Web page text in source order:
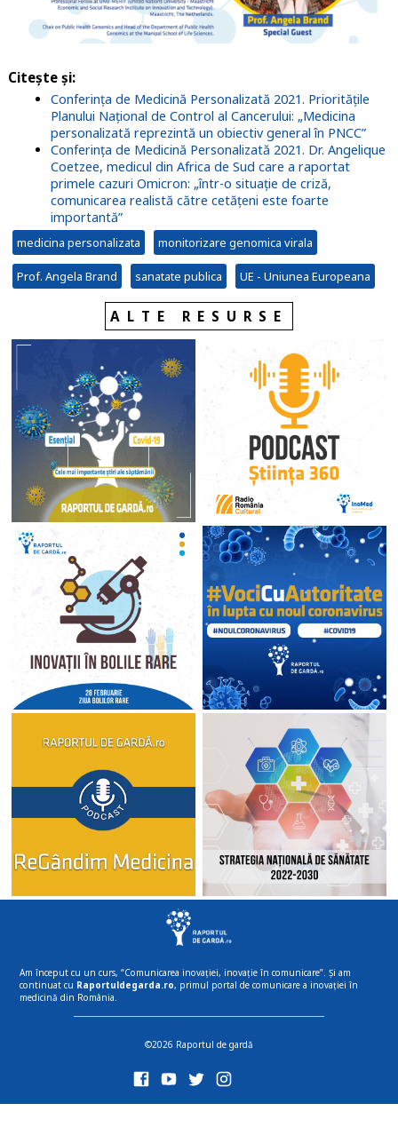
Citește și:
Conferința de Medicină Personalizată 2021. Prioritățile
Planului Național de Control al Cancerului: „Medicina
personalizată reprezintă un obiectiv general în PNCC”
Conferința de Medicină Personalizată 2021. Dr. Angelique
Coetzee, medicul din Africa de Sud care a raportat
primele cazuri Omicron: „într-o situație de criză,
comunicarea realistă către cetățeni este foarte
importantă”
medicina personalizata monitorizare genomica virala
Prof. Angela Brand sanatate publica UE - Uniunea Europeana
ALTE RESURSE
Am început cu un curs, “Comunicarea inovației, inovație în comunicare”. Și am
continuat cu Raportuldegarda.ro, primul portal de comunicare a inovației în
medicină din România.
©2026 Raportul de gardă